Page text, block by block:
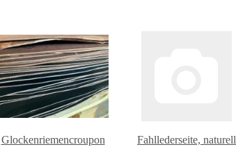
Glockenriemencroupon
Fahllederseite, naturell